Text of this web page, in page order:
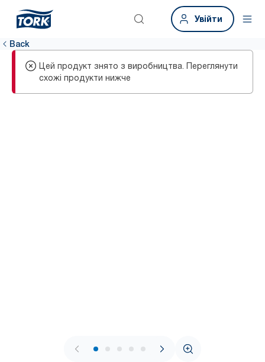
Увійти
Back
Цей продукт знято з виробництва. Переглянути
схожі продукти нижче
1 / 8